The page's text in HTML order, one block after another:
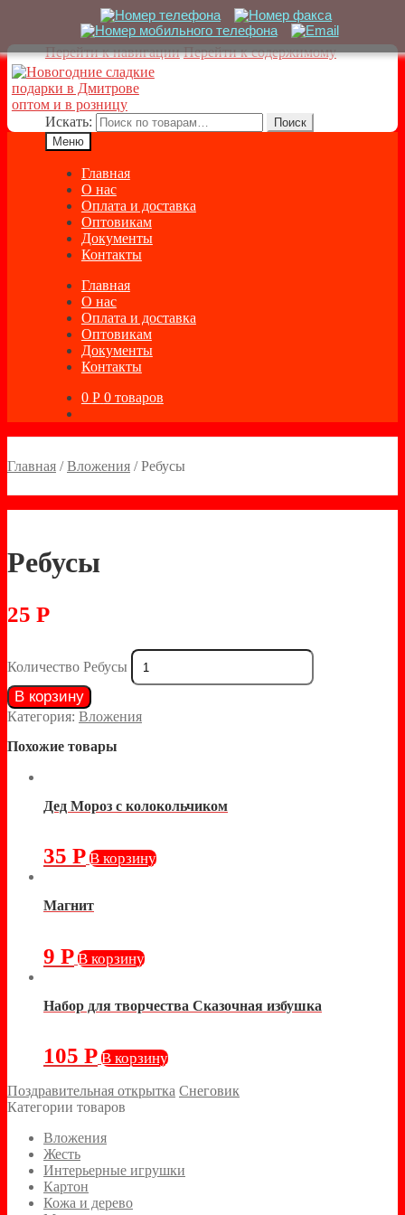
Перейти к навигации Перейти к содержимому
Искать:
Поиск
Меню
Главная
О нас
Оплата и доставка
Оптовикам
Документы
Контакты
Главная
О нас
Оплата и доставка
Оптовикам
Документы
Контакты
0 Р 0 товаров
Главная /Вложения /Ребусы
Ребусы
25 Р
Количество Ребусы
В корзину
Категория: Вложения
Похожие товары
Дед Мороз с колокольчиком
35 Р В корзину
Магнит
9 Р В корзину
Набор для творчества Сказочная избушка
105 Р В корзину
Поздравительная открытка Снеговик
Категории товаров
Вложения
Жесть
Интерьерные игрушки
Картон
Кожа и дерево